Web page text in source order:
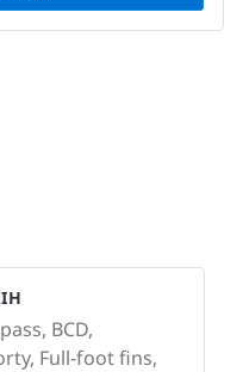
BCD,
Full-foot fins,